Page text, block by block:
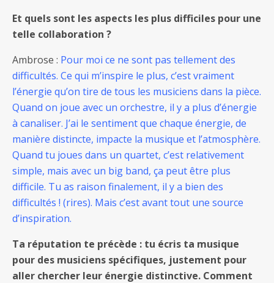
Et quels sont les aspects les plus difficiles pour une
telle collaboration ?
Ambrose : Pour moi ce ne sont pas tellement des
difficultés. Ce qui m’inspire le plus, c’est vraiment
l’énergie qu’on tire de tous les musiciens dans la pièce.
Quand on joue avec un orchestre, il y a plus d’énergie
à canaliser. J’ai le sentiment que chaque énergie, de
manière distincte, impacte la musique et l’atmosphère.
Quand tu joues dans un quartet, c’est relativement
simple, mais avec un big band, ça peut être plus
difficile. Tu as raison finalement, il y a bien des
difficultés ! (rires). Mais c’est avant tout une source
d’inspiration.
Ta réputation te précède : tu écris ta musique
pour des musiciens spécifiques, justement pour
aller chercher leur énergie distinctive. Comment